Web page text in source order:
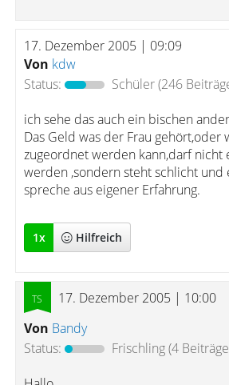
17. Dezember 2005 | 09:09
Von kdw
Status:
Schüler(246
ich sehe das auch ein bischen
Das Geld was der Frau gehört,oder
zugeordnet werden kann,darf nicht
werden ,sondern steht schlicht und
spreche aus eigener Erfahrung.
1x Hilfreich
17. Dezember 2005 | 10:00
Von Bandy
Status:
Frischling(4